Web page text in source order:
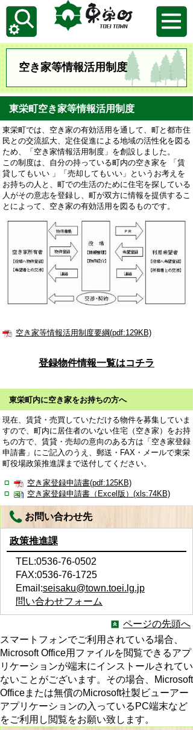
空き家等情報活用制度
東栄町空き家等情報活用制度
東栄町では、空き家の有効活用を通して、町と都市住
民との交流拡大、定住促進による地域の活性化を図る
ため、「空き家情報活用制度」を創設しました。
この制度は、自分の持っている町内の空き家を 「賃
貸してもいい 」「売却してもいい」というお考えを
お持ちの人と、町での生活のために住宅を探している
人がその意志を登録し、町が双方に情報を提供するこ
とによって、空き家の有効活用を図るものです。
空き家等情報活用制度要綱(pdf:129KB)
登録物件情報一覧はコチラ
東栄町内に空き家をお持ちの方へ
現在、賃貸・売買していただける物件を募集していま
すので、町内に居住者のいない住宅（空き家）をお持
ちの方で、賃貸・売却の意向のある方は「空き家登録
申請書」にご記入のうえ、郵送・FAX・メールで東栄
町役場政策推進課まで送付してください。
空き家登録申請書(pdf:125KB)
空き家登録申請書（Excel版）(xls:74KB)
お問い合わせ先
政策推進課
TEL:0536-76-0502
FAX:0536-76-1725
Email:seisaku@town.toei.lg.jp
問い合わせフォーム
ページの先頭へ
スマートフォンでご利用されている場合、
Microsoft Office用ファイルを閲覧できるアプ
リケーションが端末にインストールされてい
ないことがございます。その場合、Microsoft
Officeまたは無償のMicrosoft社製ビューアー
アプリケーションの入っているPC端末など
をご利用し閲覧をお願い致します。